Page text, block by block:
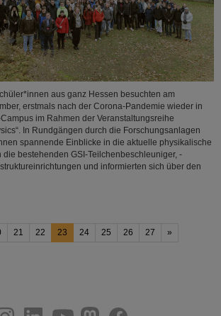
aus ganz Hessen besuchten am
erstmals nach der Corona-Pandemie wieder in
im Rahmen der Veranstaltungsreihe
In Rundgängen durch die Forschungsanlagen
spannende Einblicke in die aktuelle physikalische
die bestehenden GSI-Teilchenbeschleuniger, -
und informierten sich über den
21 22 23 24 25 26 27 »
facebook